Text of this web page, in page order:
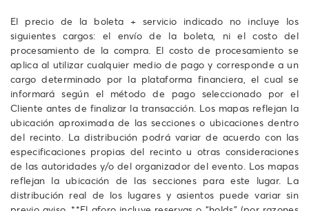
El precio de la boleta + servicio indicado no incluye los
siguientes cargos: el envío de la boleta, ni el costo del
procesamiento de la compra. El costo de procesamiento se
aplica al utilizar cualquier medio de pago y corresponde a un
cargo determinado por la plataforma financiera, el cual se
informará según el método de pago seleccionado por el
Cliente antes de finalizar la transacción. Los mapas reflejan la
ubicación aproximada de las secciones o ubicaciones dentro
del recinto. La distribución podrá variar de acuerdo con las
especificaciones propias del recinto u otras consideraciones
de las autoridades y/o del organizador del evento. Los mapas
reflejan la ubicación de las secciones para este lugar. La
distribución real de los lugares y asientos puede variar sin